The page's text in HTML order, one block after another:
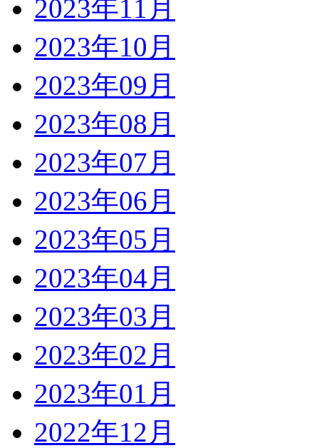
2023年11月
2023年10月
2023年09月
2023年08月
2023年07月
2023年06月
2023年05月
2023年04月
2023年03月
2023年02月
2023年01月
2022年12月